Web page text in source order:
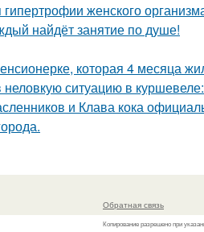
женского
найдёт занятие по душе!
которая 4 месяца
ситуацию в
и Клава кока
Обратная связь
Копирование разрешено при